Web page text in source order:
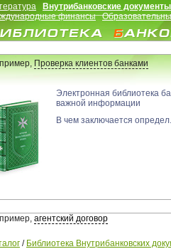
Внутрибанковские документы
финансы
Проверка клиентов банками
Электронная
важной информации
В чем заключается
агентский договор
/ Библиотека Внутрибанковских